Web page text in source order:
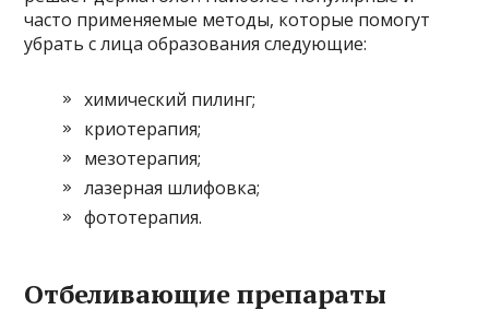
часто применяемые методы, которые помогут
убрать с лица образования следующие:
химический пилинг;
криотерапия;
мезотерапия;
лазерная шлифовка;
фототерапия.
Отбеливающие препараты